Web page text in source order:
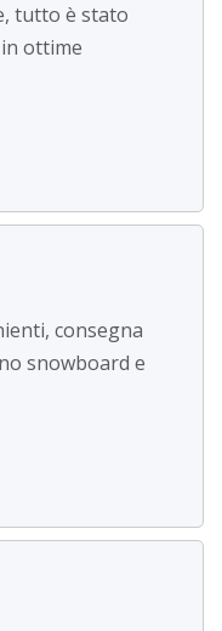
tutto è stato
ottime
consegna
snowboard e